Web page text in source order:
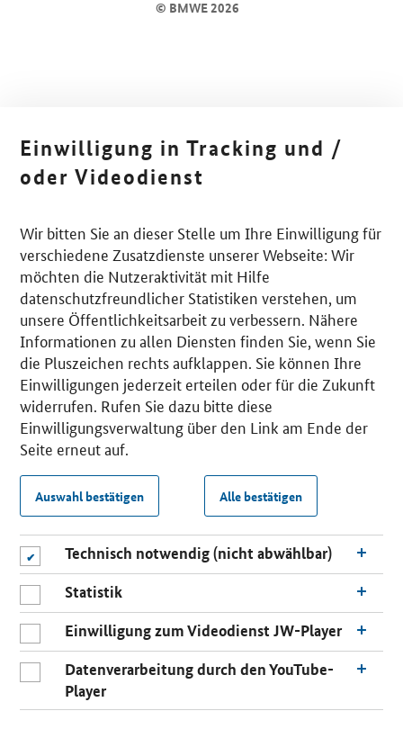
© BMWE 2026
Einwilligung in Tracking und /
oder Videodienst
Wir bitten Sie an dieser Stelle um Ihre Einwilligung für
verschiedene Zusatzdienste unserer Webseite: Wir
möchten die Nutzeraktivität mit Hilfe
datenschutzfreundlicher Statistiken verstehen, um
unsere Öffentlichkeitsarbeit zu verbessern. Nähere
Informationen zu allen Diensten finden Sie, wenn Sie
die Pluszeichen rechts aufklappen. Sie können Ihre
Einwilligungen jederzeit erteilen oder für die Zukunft
widerrufen. Rufen Sie dazu bitte diese
Einwilligungsverwaltung über den Link am Ende der
Seite erneut auf.
Auswahl bestätigen Alle bestätigen
Technisch notwendig (nicht abwählbar)
Statistik
Einwilligung zum Videodienst JW-Player
Datenverarbeitung durch den YouTube-
Player